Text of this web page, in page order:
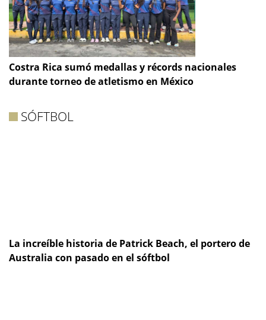
Costra Rica sumó medallas y récords nacionales
durante torneo de atletismo en México
SÓFTBOL
La increíble historia de Patrick Beach, el portero de
Australia con pasado en el sóftbol